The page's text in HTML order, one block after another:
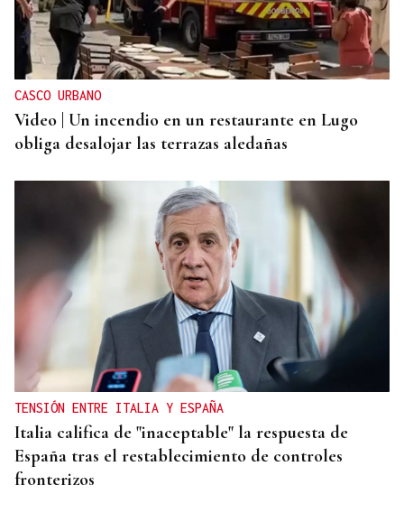
CASCO URBANO
Video | Un incendio en un restaurante en Lugo
obliga desalojar las terrazas aledañas
TENSIÓN ENTRE ITALIA Y ESPAÑA
Italia califica de "inaceptable" la respuesta de
España tras el restablecimiento de controles
fronterizos